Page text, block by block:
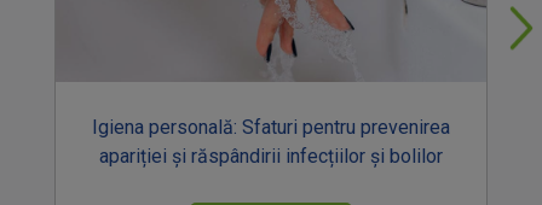
Igiena personală: Sfaturi pentru prevenirea
apariției și răspândirii infecțiilor și bolilor